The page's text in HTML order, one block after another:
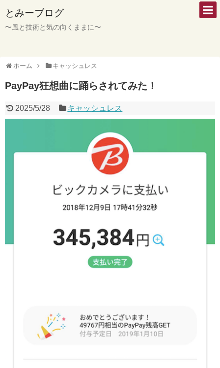
とみーブログ
〜風と技術と気の向くままに〜
ホーム キャッシュレス
PayPay狂想曲に踊らされてみた！
2025/5/28 キャッシュレス